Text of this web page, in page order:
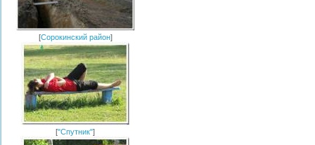
[Сорокинский район]
["Спутник"]